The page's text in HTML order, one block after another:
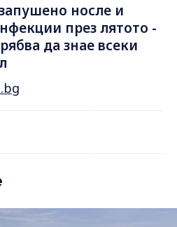
носле и
през лятотo -
да знае всеки